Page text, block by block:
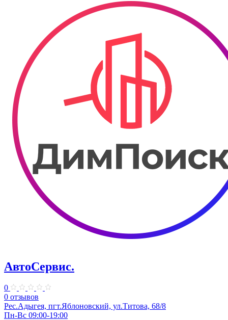
АвтоСервис.
0
0 отзывов
Рес.Адыгея, пгт.Яблоновский, ул.Титова, 68/8
Пн-Вс 09:00-19:00